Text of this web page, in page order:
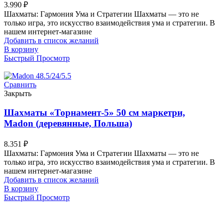
3.990 ₽
Шахматы: Гармония Ума и Стратегии Шахматы — это не
только игра, это искусство взаимодействия ума и стратегии. В
нашем интернет-магазине
Добавить в список желаний
В корзину
Быстрый Просмотр
Сравнить
Закрыть
Шахматы «Торнамент-5» 50 см маркетри,
Madon (деревянные, Польша)
8.351 ₽
Шахматы: Гармония Ума и Стратегии Шахматы — это не
только игра, это искусство взаимодействия ума и стратегии. В
нашем интернет-магазине
Добавить в список желаний
В корзину
Быстрый Просмотр